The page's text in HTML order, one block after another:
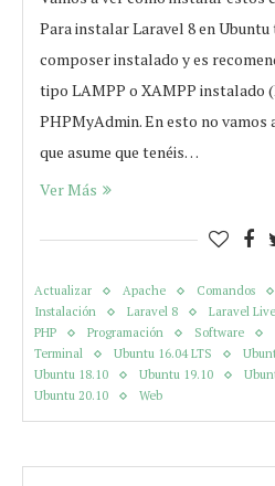
Para instalar Laravel 8 en
composer instalado y es
tipo LAMPP o XAMPP instalado
PHPMyAdmin. En esto no
que asume que tenéis…
Ver Más
Actualizar Apache Comandos
Instalación
Laravel 8 Laravel
PHP
Programación Software
Terminal
Ubuntu 16.04 LTS
Ubuntu 18.10
Ubuntu 19.10
Ubuntu 20.10
Web